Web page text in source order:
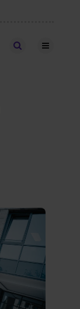
Stellen finden